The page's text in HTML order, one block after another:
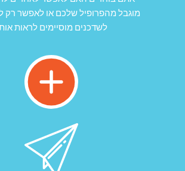
מוגבל מהפרופיל שלכם או לאפשר רק
לשדכנים מוסיימים לראות